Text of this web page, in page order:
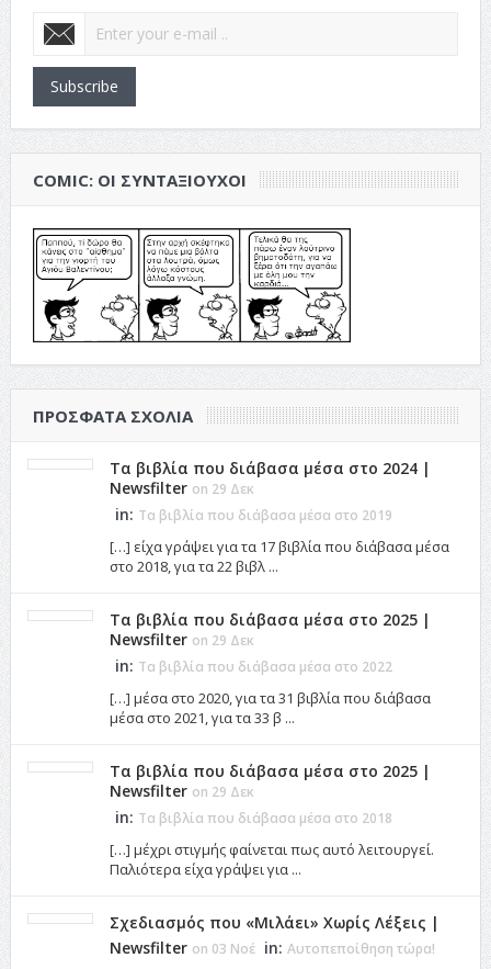
Subscribe
COMIC: ΟΙ ΣΥΝΤΑΞΙΟΎΧΟΙ
ΠΡΌΣΦΑΤΑ ΣΧΌΛΙΑ
Τα βιβλία που διάβασα μέσα στο 2024 |
Newsfilter on 29 Δεκ
in: Τα βιβλία που διάβασα μέσα στο 2019
[…] είχα γράψει για τα 17 βιβλία που διάβασα μέσα
στο 2018, για τα 22 βιβλ ...
Τα βιβλία που διάβασα μέσα στο 2025 |
Newsfilter on 29 Δεκ
in: Τα βιβλία που διάβασα μέσα στο 2022
[…] μέσα στο 2020, για τα 31 βιβλία που διάβασα
μέσα στο 2021, για τα 33 β ...
Τα βιβλία που διάβασα μέσα στο 2025 |
Newsfilter on 29 Δεκ
in: Τα βιβλία που διάβασα μέσα στο 2018
[…] μέχρι στιγμής φαίνεται πως αυτό λειτουργεί.
Παλιότερα είχα γράψει για ...
Σχεδιασμός που «Μιλάει» Χωρίς Λέξεις |
Newsfilter on 03 Νοέ in: Αυτοπεποίθηση τώρα!